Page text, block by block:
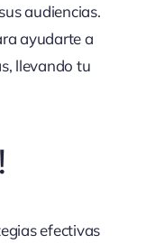
audiencias.
ayudarte a
llevando tu
efectivas